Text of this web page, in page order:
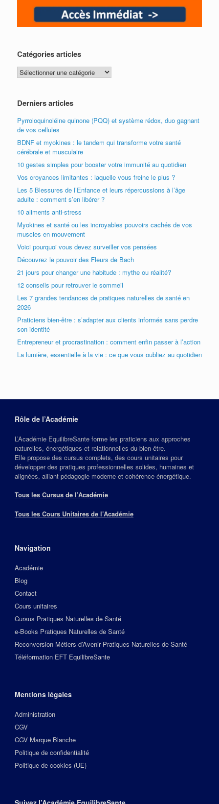
Catégories articles
Catégories
articles
Derniers articles
Pyrroloquinoléine quinone (PQQ) et système rédox, duo gagnant
de vos cellules
BDNF et myokines : le tandem qui transforme votre santé
cérébrale et musculaire
10 gestes simples pour booster votre immunité au quotidien
Vos croyances limitantes : laquelle vous freine le plus ?
Les 5 Blessures de l’Enfance et leurs répercussions à l’âge
adulte : comment s’en libérer ?
10 aliments anti-stress
Myokines et santé ou les incroyables pouvoirs cachés de vos
muscles en mouvement
Voici pourquoi vous devez surveiller vos pensées
Découvrez le pouvoir des Fleurs de Bach
21 jours pour changer une habitude : mythe ou réalité?
12 conseils pour retrouver le sommeil
Les 7 grandes tendances de pratiques naturelles de santé en
2026
Praticiens bien-être : s’adapter aux clients informés sans perdre
son identité
Entrepreneur et procrastination : comment enfin passer à l’action
La lumière, essentielle à la vie : ce que vous oubliez au quotidien
Rôle de l’Académie
L’Académie EquilibreSante forme les praticiens aux approches
naturelles, énergétiques et relationnelles du bien‑être.
Elle propose des cursus complets, des cours unitaires pour
développer des pratiques professionnelles solides, humaines et
alignées, alliant pédagogie moderne et cohérence énergétique.
Tous les Cursus de l’Académie
Tous les Cours Unitaires de l’Académie
Navigation
Académie
Blog
Contact
Cours unitaires
Cursus Pratiques Naturelles de Santé
e-Books Pratiques Naturelles de Santé
Reconversion Métiers d’Avenir Pratiques Naturelles de Santé
Téléformation EFT EquilibreSante
Mentions légales
Administration
CGV
CGV Marque Blanche
Politique de confidentialité
Politique de cookies (UE)